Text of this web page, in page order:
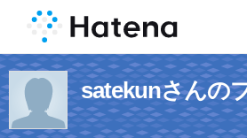
satekunさんの